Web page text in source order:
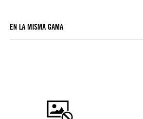
EN LA MISMA GAMA